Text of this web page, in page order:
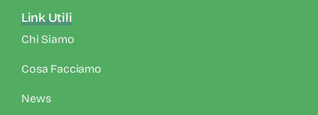
Link Utili
Chi Siamo
Cosa Facciamo
News